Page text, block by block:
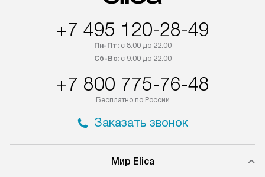
+7 495 120-28-49
Пн-Пт:с 8:00 до 22:00
Сб-Вс:с 9:00 до 22:00
+7 800 775-76-48
Бесплатно по России
Заказать звонок
Мир Elica